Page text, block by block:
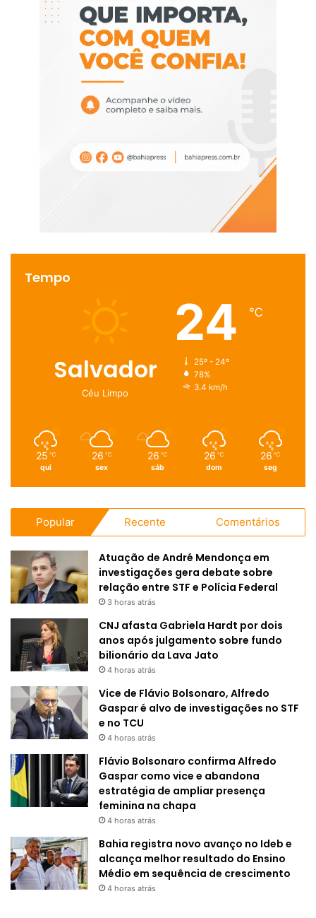
Tempo
Salvador
Céu Limpo
24 ℃
25º - 24º
78%
3.4 km/h
25 ℃
qui
26 ℃
sex
26 ℃
sáb
26 ℃
dom
26 ℃
seg
Popular Recente Comentários
Atuação de André Mendonça em
investigações gera debate sobre
relação entre STF e Polícia Federal
3 horas atrás
CNJ afasta Gabriela Hardt por dois
anos após julgamento sobre fundo
bilionário da Lava Jato
4 horas atrás
Vice de Flávio Bolsonaro, Alfredo
Gaspar é alvo de investigações no STF
e no TCU
4 horas atrás
Flávio Bolsonaro confirma Alfredo
Gaspar como vice e abandona
estratégia de ampliar presença
feminina na chapa
4 horas atrás
Bahia registra novo avanço no Ideb e
alcança melhor resultado do Ensino
Médio em sequência de crescimento
4 horas atrás